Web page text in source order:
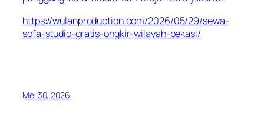
https://wulanproduction.com/2026/05/29/sewa-
sofa-studio-gratis-ongkir-wilayah-bekasi/
Mei 30, 2026